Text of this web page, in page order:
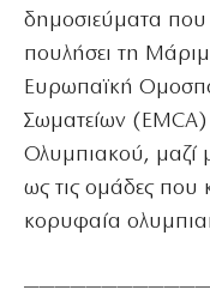
δημοσιεύματα που
πουλήσει τη
Ευρωπαϊκή
Σωματείων (EMCA)
Ολυμπιακού, μαζί
ως τις ομάδες που
κορυφαία